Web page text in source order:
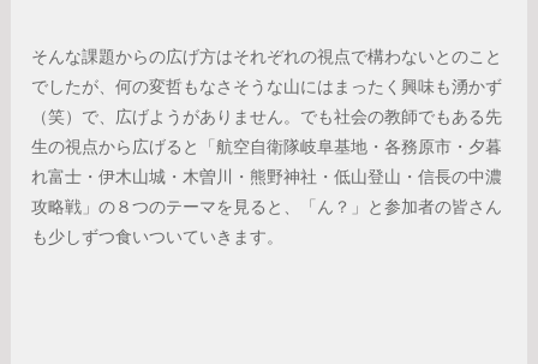
そんな課題からの広げ方はそれぞれの視点で構わないとのこと
でしたが、何の変哲もなさそうな山にはまったく興味も湧かず
（笑）で、広げようがありません。でも社会の教師でもある先
生の視点から広げると「航空自衛隊岐阜基地・各務原市・夕暮
れ富士・伊木山城・木曽川・熊野神社・低山登山・信長の中濃
攻略戦」の８つのテーマを見ると、「ん？」と参加者の皆さん
も少しずつ食いついていきます。